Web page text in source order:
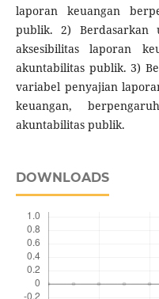
laporan keuangan
publik. 2)
aksesibilitas laporan
akuntabilitas publik. 3)
variabel penyajian
keuangan,
akuntabilitas publik.
DOWNLOADS